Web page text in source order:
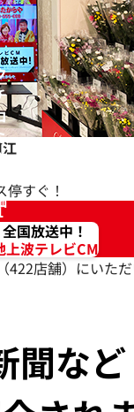
すぐ！
全国放送中！
上波テレビCM
店舗）にいた
聞など